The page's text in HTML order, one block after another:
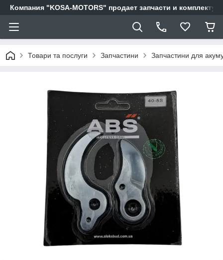
Компания "KOSA-MOTORS" продает запчасти и
Товари та послуги Запчастини Запчастини для